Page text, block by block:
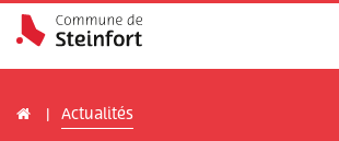
Actualités